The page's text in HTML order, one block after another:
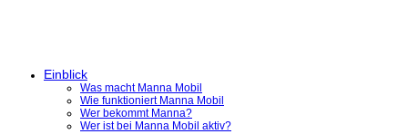
Einblick
Was macht Manna Mobil
Wie funktioniert Manna Mobil
Wer bekommt Manna?
Wer ist bei Manna Mobil aktiv?